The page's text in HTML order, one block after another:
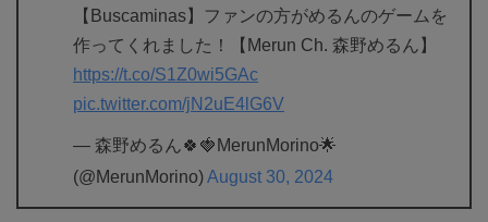
【Buscaminas】ファンの方がめるんのゲームを
作ってくれました！【Merun Ch. 森野めるん】
https://t.co/S1Z0wi5GAc
pic.twitter.com/jN2uE4lG6V
— 森野めるん🍀🍓MerunMorino🌟
(@MerunMorino)August 30, 2024